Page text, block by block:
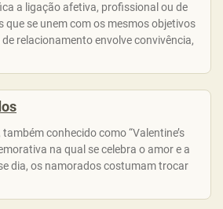
a ligação afetiva, profissional ou de
que se unem com os mesmos objetivos
relacionamento envolve convivência,
conhecido como “Valentine’s
na qual se celebra o amor e a
dia, os namorados costumam trocar